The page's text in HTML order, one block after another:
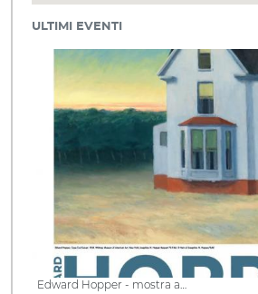
ULTIMI EVENTI
Edward Hopper - mostra a…